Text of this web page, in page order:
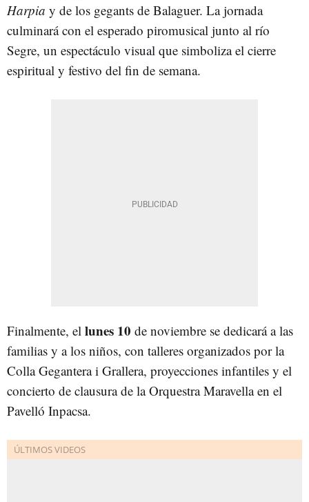
Harpia y de los gegants de Balaguer. La jornada
culminará con el esperado piromusical junto al río
Segre, un espectáculo visual que simboliza el cierre
espiritual y festivo del fin de semana.
Finalmente, el lunes 10 de noviembre se dedicará a las
familias y a los niños, con talleres organizados por la
Colla Gegantera i Grallera, proyecciones infantiles y el
concierto de clausura de la Orquestra Maravella en el
Pavelló Inpacsa.